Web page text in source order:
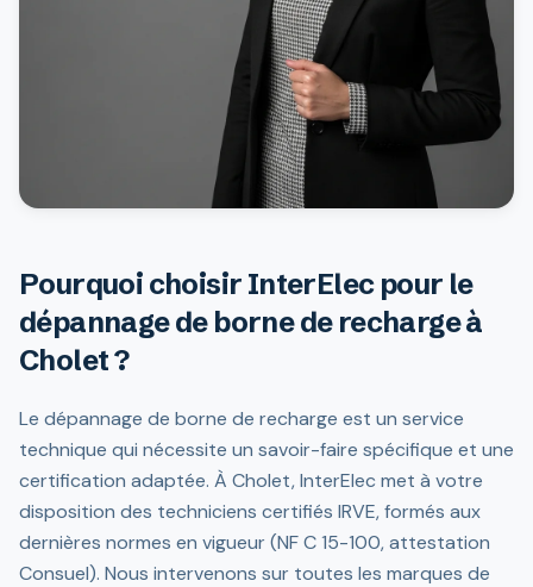
Pourquoi choisir InterElec pour le
dépannage de borne de recharge à
Cholet ?
Le dépannage de borne de recharge est un service
technique qui nécessite un savoir-faire spécifique et une
certification adaptée. À Cholet, InterElec met à votre
disposition des techniciens certifiés IRVE, formés aux
dernières normes en vigueur (NF C 15-100, attestation
Consuel). Nous intervenons sur toutes les marques de